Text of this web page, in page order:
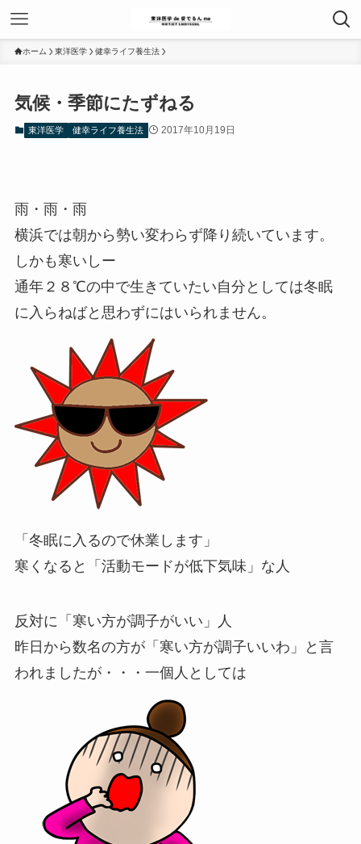
ホーム 東洋医学 健幸ライフ養生法
気候・季節にたずねる
東洋医学 健幸ライフ養生法 2017年10月19日
雨・雨・雨
横浜では朝から勢い変わらず降り続いています。
しかも寒いしー
通年２８℃の中で生きていたい自分としては冬眠
に入らねばと思わずにはいられません。
「冬眠に入るので休業します」
寒くなると「活動モードが低下気味」な人
反対に「寒い方が調子がいい」人
昨日から数名の方が「寒い方が調子いいわ」と言
われましたが・・・一個人としては